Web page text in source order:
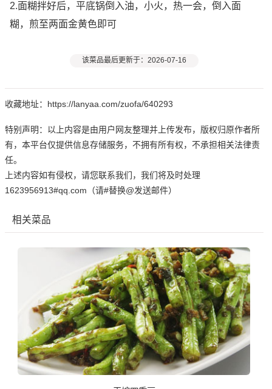
2.面糊拌好后，平底锅倒入油，小火，热一会，倒入面
糊，煎至两面金黄色即可
该菜品最后更新于：2026-07-16
收藏地址：https://lanyaa.com/zuofa/640293
特别声明：以上内容是由用户网友整理并上传发布，版权归原作者所
有，本平台仅提供信息存储服务，不拥有所有权，不承担相关法律责
任。
上述内容如有侵权，请您联系我们，我们将及时处理
1623956913#qq.com（请#替换@发送邮件）
相关菜品